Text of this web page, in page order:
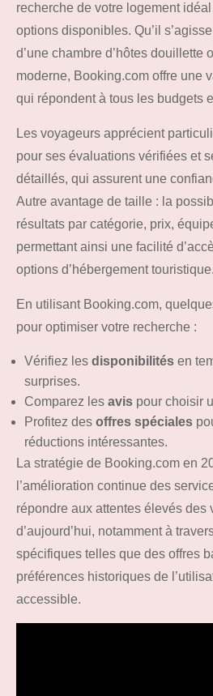
recherche de votre logement
options disponibles. Qu’il
d’une chambre d’hôtes douillette
moderne, Booking.com offre une
qui répondent à tous les budgets
Les voyageurs apprécient
pour ses évaluations vérifiées et
détaillés, qui assurent une
Autre avantage de taille : la
résultats par catégorie, prix,
permettant ainsi une facilité
options d’hébergement touristique.
En utilisant Booking.com,
pour optimiser votre recherche :
Vérifiez les disponibilités en
surprises.
Comparez les avis pour choisir
Profitez des offres spéciales
réductions intéressantes.
La stratégie de Booking.com en
l’amélioration continue des
répondre aux attentes élevés des
d’aujourd’hui, notamment à
spécifiques telles que des offres
préférences historiques de
accessible.